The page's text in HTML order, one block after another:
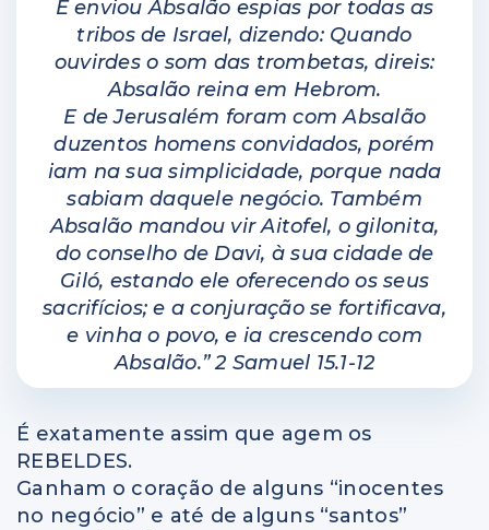
E enviou Absalão espias por todas as
tribos de Israel, dizendo: Quando
ouvirdes o som das trombetas, direis:
Absalão reina em Hebrom.
E de Jerusalém foram com Absalão
duzentos homens convidados, porém
iam na sua simplicidade, porque nada
sabiam daquele negócio. Também
Absalão mandou vir Aitofel, o gilonita,
do conselho de Davi, à sua cidade de
Giló, estando ele oferecendo os seus
sacrifícios; e a conjuração se fortificava,
e vinha o povo, e ia crescendo com
Absalão.” 2 Samuel 15.1-12
É exatamente assim que agem os
REBELDES.
Ganham o coração de alguns “inocentes
no negócio” e até de alguns “santos”